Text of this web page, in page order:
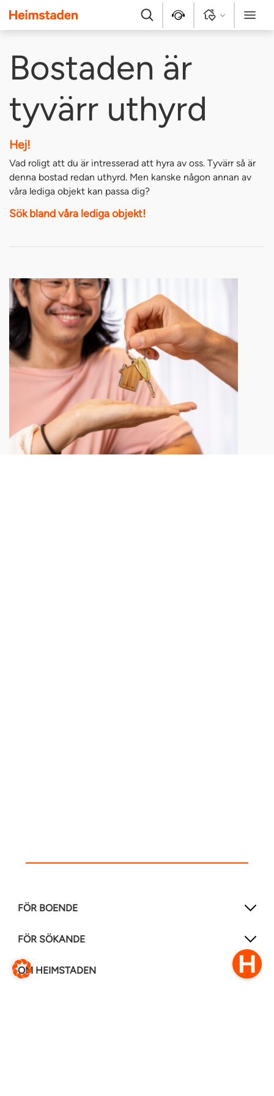
Heimstaden
Sök Kontakt Logga in Meny
Bostaden är
tyvärr uthyrd
Hej!
Vad roligt att du är intresserad att hyra av oss. Tyvärr så är
denna bostad redan uthyrd. Men kanske någon annan av
våra lediga objekt kan passa dig?
Sök bland våra lediga objekt!
FÖR BOENDE
FÖR SÖKANDE
OM HEIMSTADEN